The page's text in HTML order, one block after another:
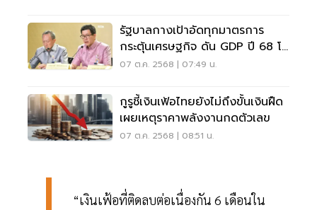
รัฐบาลกางเป้าอัดทุกมาตรการ
กระตุ้นเศรษฐกิจ ดัน GDP ปี 68 โต
เกิน 2.2%
07 ต.ค. 2568 | 07:49 น.
กูรูชี้เงินเฟ้อไทยยังไม่ถึงขั้นเงินฝืด
เผยเหตุราคาพลังงานกดตัวเลข
07 ต.ค. 2568 | 08:51 น.
“เงินเฟ้อที่ติดลบต่อเนื่องกัน 6 เดือนใน